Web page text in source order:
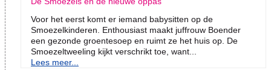
Voor het eerst komt er iemand babysitten op de
Smoezelkinderen. Enthousiast maakt juffrouw Boender
een gezonde groentesoep en ruimt ze het huis op. De
Smoezeltweeling kijkt verschrikt toe, want...
Lees meer...